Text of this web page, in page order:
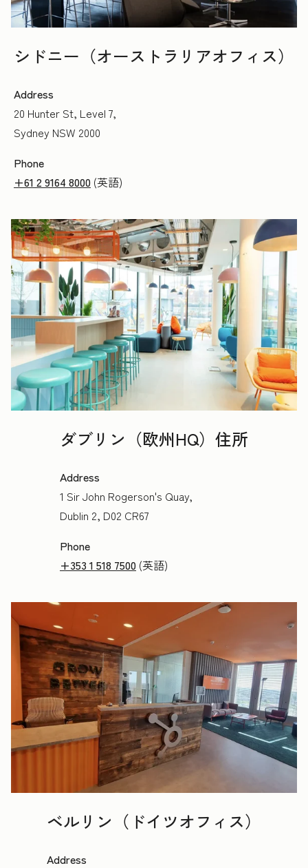
シドニー（オーストラリアオフィス）
Address
20 Hunter St, Level 7,
Sydney NSW 2000
Phone
+61 2 9164 8000 (英語)
ダブリン（欧州HQ）住所
Address
1 Sir John Rogerson's Quay,
Dublin 2, D02 CR67
Phone
+353 1 518 7500 (英語)
ベルリン（ドイツオフィス）
Address